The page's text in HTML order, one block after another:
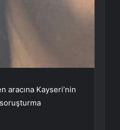
aracına Kayseri’nin